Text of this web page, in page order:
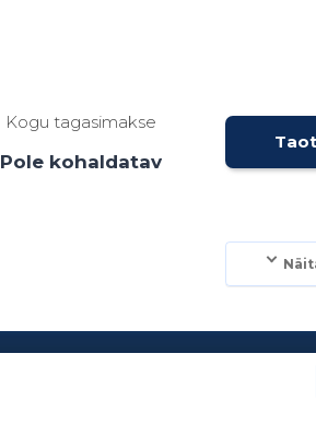
Kogu tagasimakse
Pole kohaldatav